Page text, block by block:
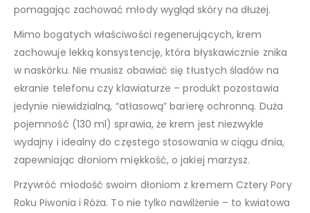
pomagając zachować młody wygląd skóry na dłużej.
Mimo bogatych właściwości regenerujących, krem
zachowuje lekką konsystencję, która błyskawicznie znika
w naskórku. Nie musisz obawiać się tłustych śladów na
ekranie telefonu czy klawiaturze – produkt pozostawia
jedynie niewidzialną, “atłasową” barierę ochronną. Duża
pojemność (130 ml) sprawia, że krem jest niezwykle
wydajny i idealny do częstego stosowania w ciągu dnia,
zapewniając dłoniom miękkość, o jakiej marzysz.
Przywróć młodość swoim dłoniom z kremem Cztery Pory
Roku Piwonia i Róża. To nie tylko nawilżenie – to kwiatowa